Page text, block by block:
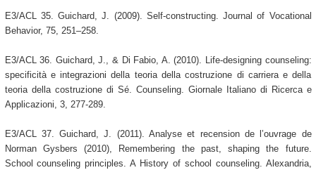
E3/ACL 35. Guichard, J. (2009). Self-constructing. Journal of Vocational
Behavior, 75, 251–258.
E3/ACL 36. Guichard, J., & Di Fabio, A. (2010). Life-designing counseling:
specificità e integrazioni della teoria della costruzione di carriera e della
teoria della costruzione di Sé. Counseling. Giornale Italiano di Ricerca e
Applicazioni, 3, 277-289.
E3/ACL 37. Guichard, J. (2011). Analyse et recension de l’ouvrage de
Norman Gysbers (2010), Remembering the past, shaping the future.
School counseling principles. A History of school counseling. Alexandria,